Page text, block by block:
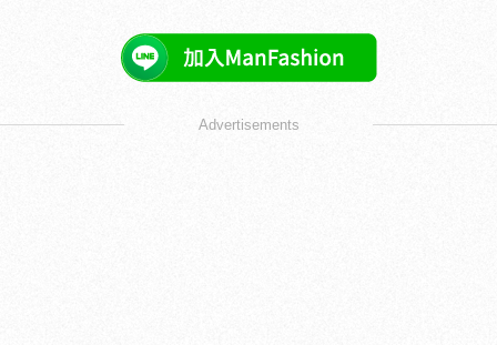
Advertisements